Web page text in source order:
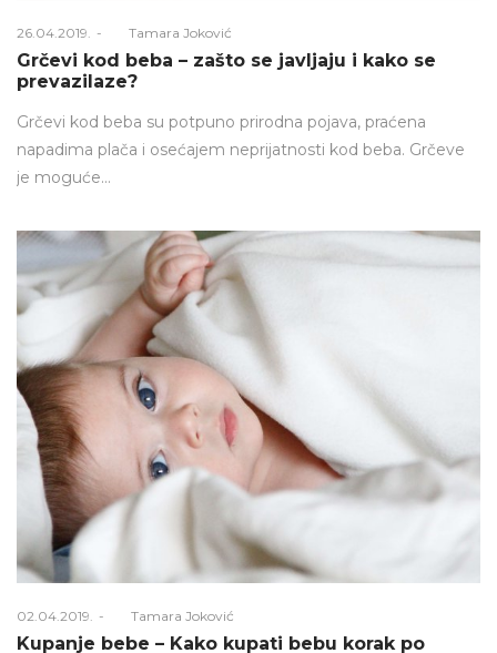
Posted
on
26.04.2019. OdTamara Joković
Grčevi kod beba – zašto se javljaju i kako se
prevazilaze?
Grčevi kod beba su potpuno prirodna pojava, praćena
napadima plača i osećajem neprijatnosti kod beba. Grčeve
je moguće…
Posted
on
02.04.2019. OdTamara Joković
Kupanje bebe – Kako kupati bebu korak po